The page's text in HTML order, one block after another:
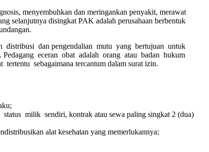
menyembuhkan dan meringankan penyakit, merawat
selanjutnya disingkat PAK adalah perusahaan berbentuk
distribusi dan pengendalian mutu yang bertujuan untuk
Pedagang eceran obat adalah orang atau badan hukum
sebagaimana tercantum dalam surat izin.
milik sendiri, kontrak atau sewa paling singkat 2 (dua)
alat kesehatan yang memerlukannya;